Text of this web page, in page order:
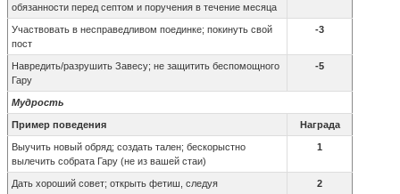
обязанности перед септом и поручения в течение месяца
Участвовать в несправедливом поединке; покинуть свой
пост
-3
Навредить/разрушить Завесу; не защитить беспомощного
Гару
-5
Мудрость
Пример поведения Награда
Выучить новый обряд; создать тален; бескорыстно
вылечить собрата Гару (не из вашей стаи)
1
Дать хороший совет; открыть фетиш, следуя
2